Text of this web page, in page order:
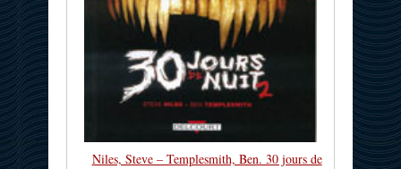
Niles, Steve – Templesmith, Ben. 30 jours de